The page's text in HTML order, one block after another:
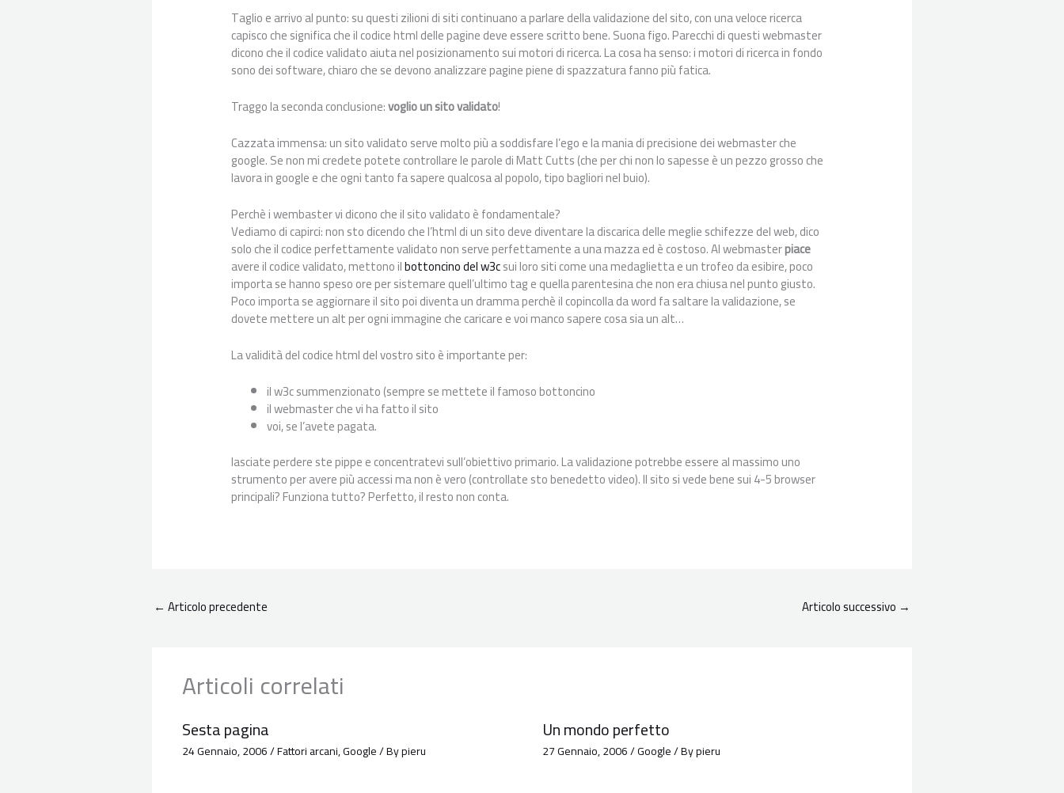
Taglio e arrivo al punto: su questi zilioni di siti continuano a parlare della validazione del sito, con una veloce ricerca
capisco che significa che il codice html delle pagine deve essere scritto bene. Suona figo. Parecchi di questi webmaster
dicono che il codice validato aiuta nel posizionamento sui motori di ricerca. La cosa ha senso: i motori di ricerca in fondo
sono dei software, chiaro che se devono analizzare pagine piene di spazzatura fanno più fatica.
Traggo la seconda conclusione:voglio un sito validato!
Cazzata immensa: un sito validato serve molto più a soddisfare l’ego e la mania di precisione dei webmaster che
google. Se non mi credete potete controllare le parole di Matt Cutts (che per chi non lo sapesse è un pezzo grosso che
lavora in google e che ogni tanto fa sapere qualcosa al popolo, tipo bagliori nel buio).
Perchè i wembaster vi dicono che il sito validato è fondamentale?
Vediamo di capirci: non sto dicendo che l’html di un sito deve diventare la discarica delle meglie schifezze del web, dico
solo che il codice perfettamente validato non serve perfettamente a una mazza ed è costoso. Al webmasterpiace
avere il codice validato, mettono ilbottoncino del w3csui loro siti come una medaglietta e un trofeo da esibire, poco
importa se hanno speso ore per sistemare quell’ultimo tag e quella parentesina che non era chiusa nel punto giusto.
Poco importa se aggiornare il sito poi diventa un dramma perchè il copincolla da word fa saltare la validazione, se
dovete mettere un alt per ogni immagine che caricare e voi manco sapere cosa sia un alt…
La validità del codice html del vostro sito è importante per:
il w3c summenzionato (sempre se mettete il famoso bottoncino
il webmaster che vi ha fatto il sito
voi, se l’avete pagata.
lasciate perdere ste pippe e concentratevi sull’obiettivo primario. La validazione potrebbe essere al massimo uno
strumento per avere più accessi ma non è vero (controllate sto benedetto video). Il sito si vede bene sui 4-5 browser
principali? Funziona tutto? Perfetto, il resto non conta.
← Articolo precedente Articolo successivo →
Articoli correlati
Sesta pagina
24 Gennaio, 2006/Fattori arcani,Google/ Bypieru
Un mondo perfetto
27 Gennaio, 2006/Google/ Bypieru